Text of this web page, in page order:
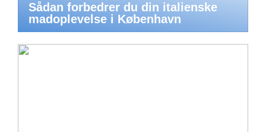
Sådan forbedrer du din italienske
madoplevelse i København